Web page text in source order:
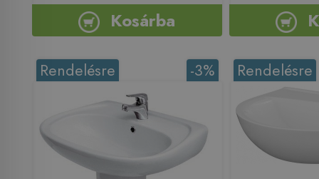
Kosárba
-3%
Rendelésre Rendelésre